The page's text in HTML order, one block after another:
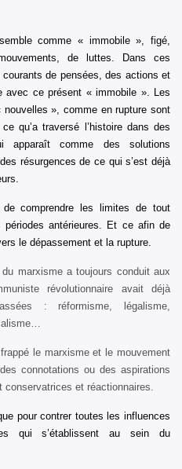
comme « immobile », figé,
de luttes. Dans ces
de pensées, des actions et
avec ce présent « immobile ». Les
», comme en rupture sont
qu’a traversé l’histoire dans des
apparaît comme des solutions
résurgences de ce qui s’est déjà
comprendre les limites de tout
antérieures. Et ce afin de
le dépassement et la rupture.
marxisme a toujours conduit aux
révolutionnaire avait déjà
: réformisme, légalisme,
le marxisme et le mouvement
connotations ou des aspirations
et réactionnaires.
pour contrer toutes les influences
qui s’établissent au sein du